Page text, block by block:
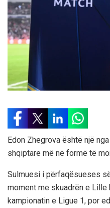
Edon Zhegrova është një
shqiptare më në formë të
Sulmuesi i përfaqësueses
moment me skuadrën e
kampionatin e Ligue 1, por